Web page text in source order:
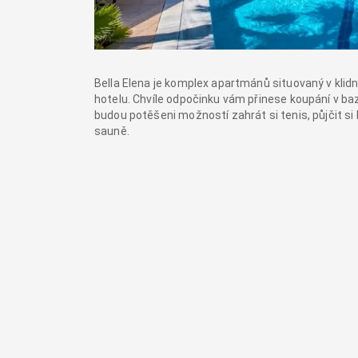
Bella Elena je komplex apartmánů situovaný v
hotelu. Chvíle odpočinku vám přinese koupání v
budou potěšeni možností zahrát si tenis, půjčit si
sauně.